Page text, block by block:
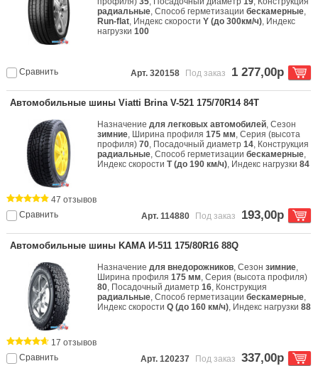
радиальные, Способ герметизациибескамерные,
Run-flat, Индекс скоростиY (до 300км/ч), Индекс
нагрузки100
Сравнить Арт. 320158 Под заказ 1 277,00р
Автомобильные шины Viatti Brina V-521 175/70R14 84T
Назначениедля легковых автомобилей, Сезон
зимние, Ширина профиля175 мм, Серия (высота
профиля)70, Посадочный диаметр14, Конструкция
радиальные, Способ герметизациибескамерные,
Индекс скоростиT (до 190 км/ч), Индекс нагрузки84
Сравнить
47 отзывов
Арт. 114880
Под заказ 193,00р
Автомобильные шины KAMA И-511 175/80R16 88Q
Назначениедля внедорожников, Сезонзимние,
Ширина профиля175 мм, Серия (высота профиля)
80, Посадочный диаметр16, Конструкция
радиальные, Способ герметизациибескамерные,
Индекс скоростиQ (до 160 км/ч), Индекс нагрузки88
Сравнить
17 отзывов
Арт. 120237
Под заказ 337,00р